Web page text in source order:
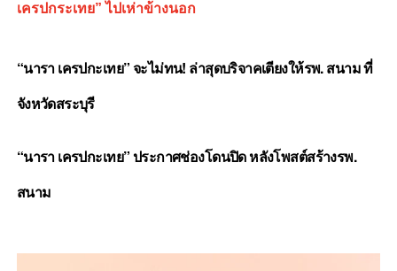
เครปกระเทย” ไปเห่าข้างนอก
“นารา เครปกะเทย” จะไม่ทน! ล่าสุดบริจาคเตียงให้รพ. สนาม ที่
จังหวัดสระบุรี
“นารา เครปกะเทย” ประกาศช่องโดนปิด หลังโพสต์สร้างรพ.
สนาม